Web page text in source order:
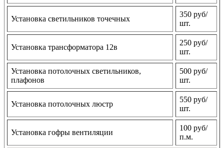
Установка светильников точечных
350 руб/
шт.
Установка трансформатора 12в
250 руб/
шт.
Установка потолочных светильников,
плафонов
500 руб/
шт.
Установка потолочных люстр
550 руб/
шт.
Установка гофры вентиляции
100 руб/
п.м.